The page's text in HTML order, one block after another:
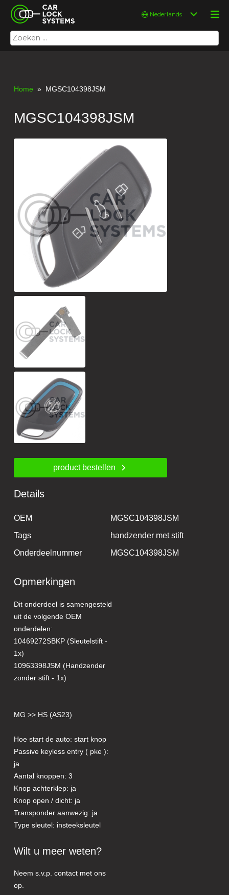
content
Car Lock Systems
Car Lock Systems
Zoeken
naar:
Kies
taal
Home » MGSC104398JSM
MGSC104398JSM
product bestellen
Details
OEM
MGSC104398JSM
Tags
handzender met stift
Onderdeelnummer
MGSC104398JSM
Opmerkingen
Dit onderdeel is samengesteld
uit de volgende OEM
onderdelen:
10469272SBKP (Sleutelstift -
1x)
10963398JSM (Handzender
zonder stift - 1x)
MG >> HS (AS23)
Hoe start de auto: start knop
Passive keyless entry ( pke ):
ja
Aantal knoppen: 3
Knop achterklep: ja
Knop open / dicht: ja
Transponder aanwezig: ja
Type sleutel: insteeksleutel
Wilt u meer weten?
Neem s.v.p. contact met ons
op.